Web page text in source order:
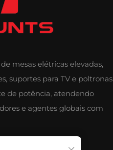
mesas elétricas elevadas,
suportes para TV e poltronas
de potência, atendendo
e agentes globais com